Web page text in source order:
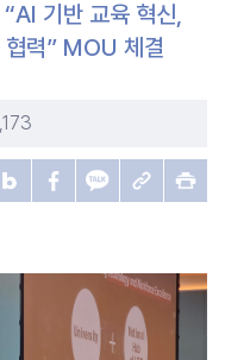
기반 교육 혁신,
협력” MOU 체결